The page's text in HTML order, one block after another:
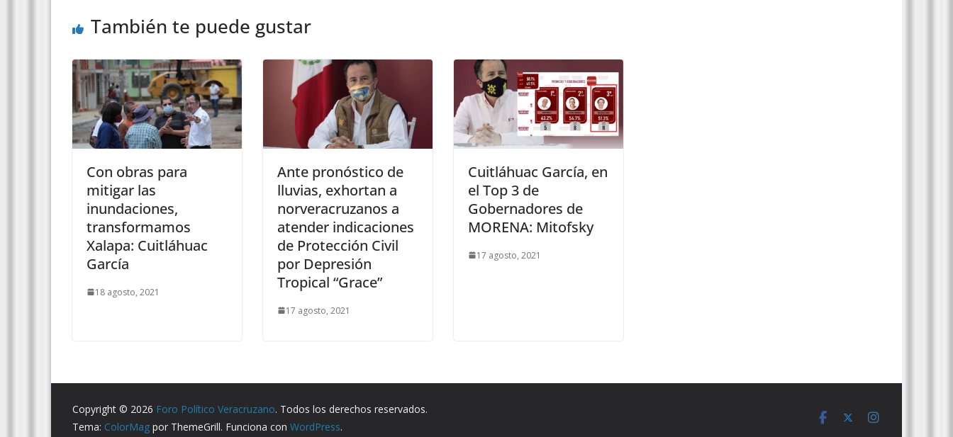
También te puede gustar
Con obras para
mitigar las
inundaciones,
transformamos
Xalapa: Cuitláhuac
García
18 agosto, 2021
Ante pronóstico de
lluvias, exhortan a
norveracruzanos a
atender indicaciones
de Protección Civil
por Depresión
Tropical “Grace”
17 agosto, 2021
Cuitláhuac García, en
el Top 3 de
Gobernadores de
MORENA: Mitofsky
17 agosto, 2021
Copyright © 2026 Foro Político Veracruzano. Todos los derechos reservados.
Tema: ColorMag por ThemeGrill. Funciona con WordPress.